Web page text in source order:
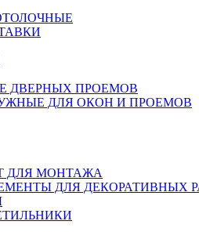
ДВЕРНЫХ ПРОЕМОВ
ДЛЯ ОКОН И ПРОЕМОВ
ДЛЯ МОНТАЖА
ДЛЯ ДЕКОРАТИВНЫХ